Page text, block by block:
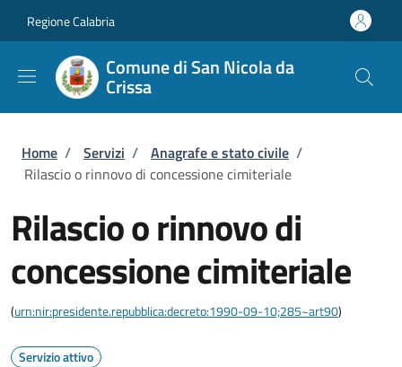
Regione Calabria
Comune di San Nicola da
Crissa
Briciole di pane
Home / Servizi / Anagrafe e stato civile /
Rilascio o rinnovo di concessione cimiteriale
Rilascio o rinnovo di
concessione cimiteriale
(urn:nir:presidente.repubblica:decreto:1990-09-10;285~art90)
Servizio attivo